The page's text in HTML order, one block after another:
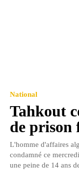
National
Tahkout
de prison
L'homme d'affaires
condamné ce
une peine de 14 ans